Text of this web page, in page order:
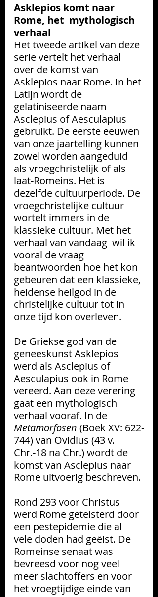
Asklepios komt naar
Rome, het mythologisch
verhaal
Het tweede artikel van deze
serie vertelt het verhaal
over de komst van
Asklepios naar Rome. In het
Latijn wordt de
gelatiniseerde naam
Asclepius of Aesculapius
gebruikt. De eerste eeuwen
van onze jaartelling kunnen
zowel worden aangeduid
als vroegchristelijk of als
laat-Romeins. Het is
dezelfde cultuurperiode. De
vroegchristelijke cultuur
wortelt immers in de
klassieke cultuur. Met het
verhaal van vandaag  wil ik
vooral de vraag
beantwoorden hoe het kon
gebeuren dat een klassieke,
heidense heilgod in de
christelijke cultuur tot in
onze tijd kon overleven.
De Griekse god van de
geneeskunst Asklepios
werd als Asclepius of
Aesculapius ook in Rome
vereerd. Aan deze verering
gaat een mythologisch
verhaal vooraf. In de
Metamorfosen (Boek XV: 622-
744) van Ovidius (43 v.
Chr.-18 na Chr.) wordt de
komst van Asclepius naar
Rome uitvoerig beschreven.
Rond 293 voor Christus
werd Rome geteisterd door
een pestepidemie die al
vele doden had geëist. De
Romeinse senaat was
bevreesd voor nog veel
meer slachtoffers en voor
het vroegtijdige einde van